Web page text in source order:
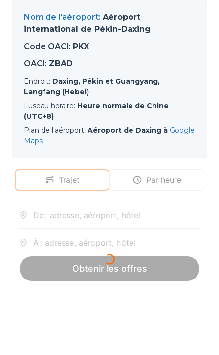
Nom de l'aéroport: Aéroport
international de Pékin-Daxing
Code OACI: PKX
OACI: ZBAD
Endroit: Daxing, Pékin et Guangyang,
Langfang (Hebei)
Fuseau horaire: Heure normale de Chine
(UTC+8)
Plan de l'aéroport: Aéroport de Daxing à Google
Maps